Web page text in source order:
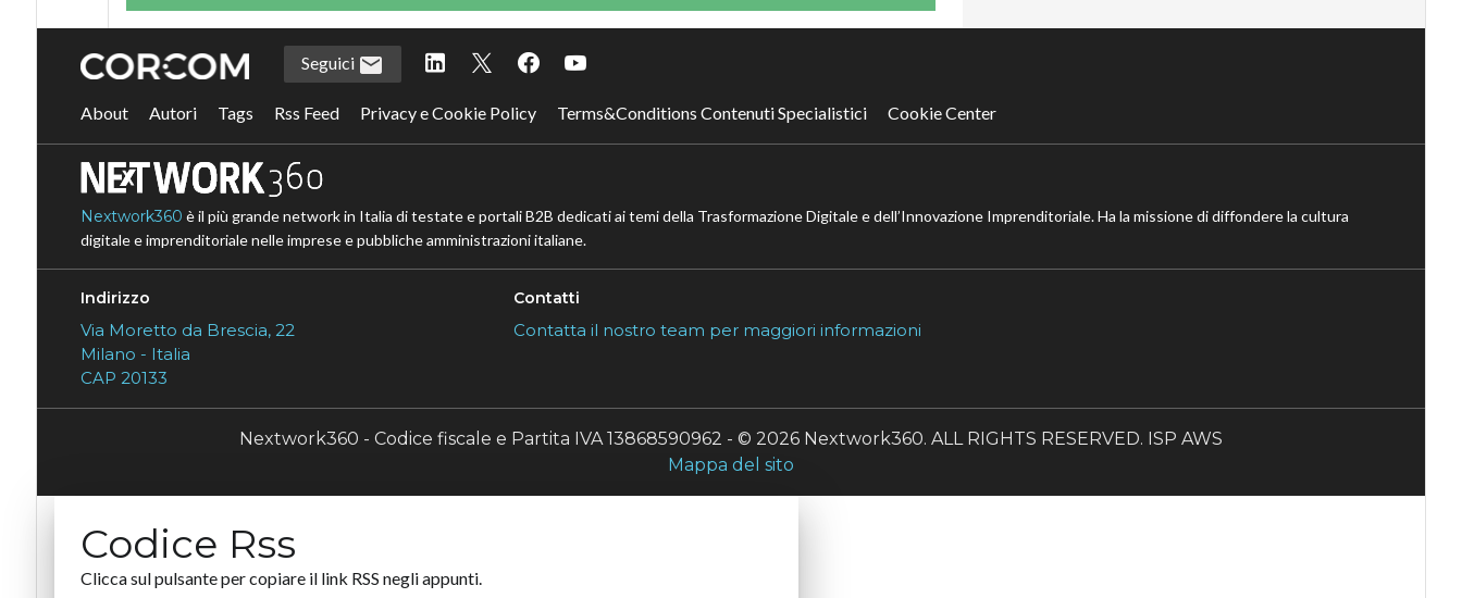
Seguici
About Autori Tags Rss Feed Privacy e Cookie Policy Terms&Conditions Contenuti Specialistici Cookie Center
Nextwork360 è il più grande network in Italia di testate e portali B2B dedicati ai temi della Trasformazione Digitale e dell’Innovazione Imprenditoriale. Ha la missione di diffondere la cultura
digitale e imprenditoriale nelle imprese e pubbliche amministrazioni italiane.
Indirizzo
Via Moretto da Brescia, 22
Milano - Italia
CAP 20133
Contatti
Contatta il nostro team per maggiori informazioni
Nextwork360 - Codice fiscale e Partita IVA 13868590962 - © 2026 Nextwork360. ALL RIGHTS RESERVED. ISP AWS
Mappa del sito
Codice Rss
Clicca sul pulsante per copiare il link RSS negli appunti.